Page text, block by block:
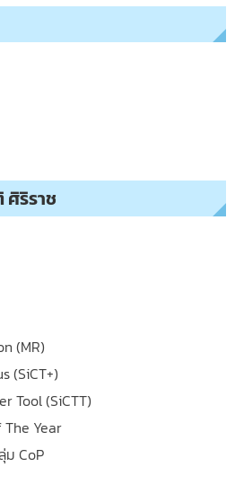
ริราช
(MR)
(SiCT+)
Tool (SiCTT)
Year
ม CoP